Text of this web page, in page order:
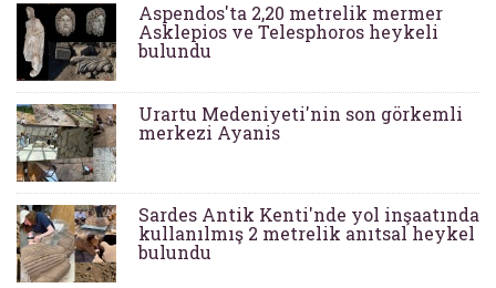
Aspendos'ta 2,20 metrelik mermer
Asklepios ve Telesphoros heykeli
bulundu
Urartu Medeniyeti'nin son görkemli
merkezi Ayanis
Sardes Antik Kenti'nde yol inşaatında
kullanılmış 2 metrelik anıtsal heykel
bulundu